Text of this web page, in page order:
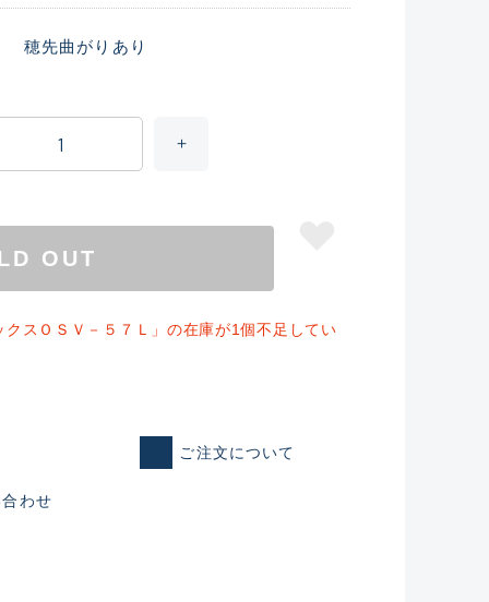
れた未使用
ものも含む
穂先曲がりあり
OUT
クスＯＳＶ－５７Ｌ」の在庫が1個不足してい
ご注文について
わせ